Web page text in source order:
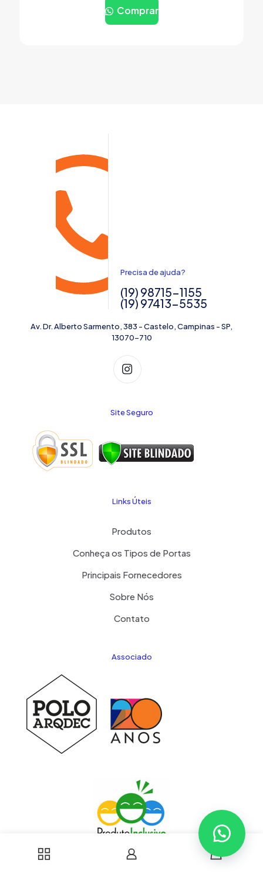
Comprar
Precisa de ajuda?
(19) 98715-1155
(19) 97413-5535
Av. Dr. Alberto Sarmento, 383 - Castelo, Campinas - SP,
13070-710
Site Seguro
Links Úteis
Produtos
Conheça os Tipos de Portas
Principais Fornecedores
Sobre Nós
Contato
Associado